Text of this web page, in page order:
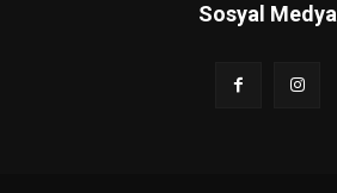
Sosyal Medya